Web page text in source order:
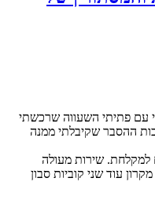
עם פתיתי השעווה שרכשתי
ההסבר שקיבלתי ממנה
למקלחת. שירות מעולה
עוד שני קוביות סבון